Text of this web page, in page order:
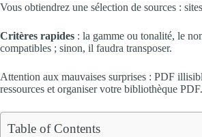
Vous obtiendrez une sélection de sources :
Critères rapides : la gamme ou tonalité, le
compatibles ; sinon, il faudra transposer.
Attention aux mauvaises surprises : PDF
ressources et organiser votre bibliothèque PDF.
Table of Contents